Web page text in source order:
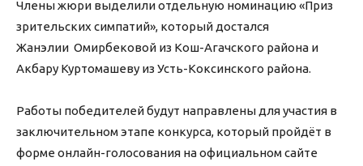
Члены жюри выделили отдельную номинацию «Приз
зрительских симпатий», который достался
Жанэлии Омирбековой из Кош-Агачского района и
Акбару Куртомашеву из Усть-Коксинского района.
Работы победителей будут направлены для участия в
заключительном этапе конкурса, который пройдёт в
форме онлайн-голосования на официальном сайте